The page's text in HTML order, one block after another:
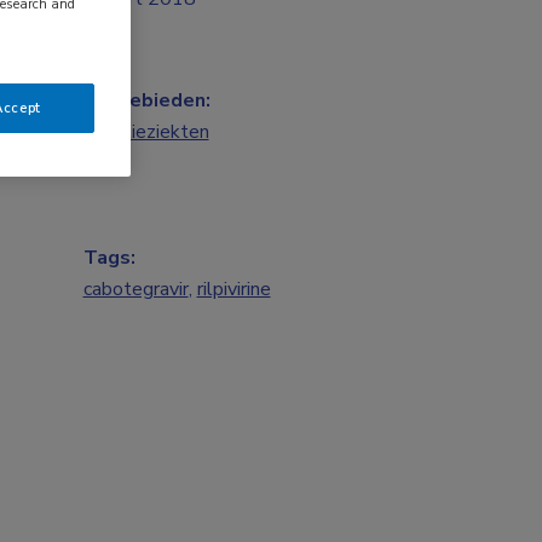
Vakgebieden:
Infectieziekten
Tags:
cabotegravir, rilpivirine